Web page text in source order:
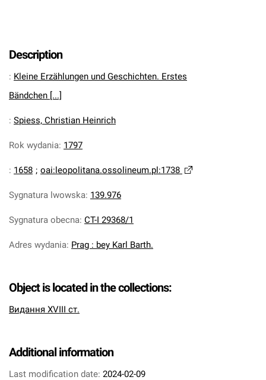
Description
: Kleine Erzählungen und Geschichten. Erstes
Bändchen [...]
: Spiess, Christian Heinrich
Rok wydania: 1797
: 1658 ; oai:leopolitana.ossolineum.pl:1738
Sygnatura lwowska: 139.976
Sygnatura obecna: CT-I 29368/1
Adres wydania: Prag : bey Karl Barth.
Object is located in the collections:
Видання XVIII ст.
Additional information
Last modification date: 2024-02-09